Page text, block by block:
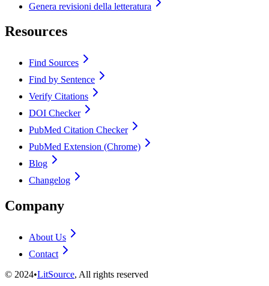
Genera revisioni della letteratura
Resources
Find Sources
Find by Sentence
Verify Citations
DOI Checker
PubMed Citation Checker
PubMed Extension (Chrome)
Blog
Changelog
Company
About Us
Contact
© 2024•LitSource, All rights reserved